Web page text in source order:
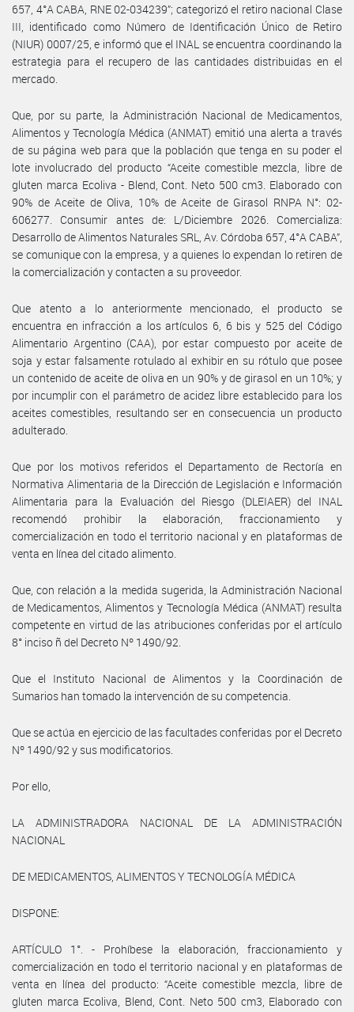
657, 4°A CABA, RNE 02-034239”; categorizó el retiro nacional Clase
III, identificado como Número de Identificación Único de Retiro
(NIUR) 0007/25, e informó que el INAL se encuentra coordinando la
estrategia para el recupero de las cantidades distribuidas en el
mercado.
Que, por su parte, la Administración Nacional de Medicamentos,
Alimentos y Tecnología Médica (ANMAT) emitió una alerta a través
de su página web para que la población que tenga en su poder el
lote involucrado del producto “Aceite comestible mezcla, libre de
gluten marca Ecoliva - Blend, Cont. Neto 500 cm3. Elaborado con
90% de Aceite de Oliva, 10% de Aceite de Girasol RNPA N°: 02-
606277. Consumir antes de: L/Diciembre 2026. Comercializa:
Desarrollo de Alimentos Naturales SRL, Av. Córdoba 657, 4°A CABA”,
se comunique con la empresa, y a quienes lo expendan lo retiren de
la comercialización y contacten a su proveedor.
Que atento a lo anteriormente mencionado, el producto se
encuentra en infracción a los artículos 6, 6 bis y 525 del Código
Alimentario Argentino (CAA), por estar compuesto por aceite de
soja y estar falsamente rotulado al exhibir en su rótulo que posee
un contenido de aceite de oliva en un 90% y de girasol en un 10%; y
por incumplir con el parámetro de acidez libre establecido para los
aceites comestibles, resultando ser en consecuencia un producto
adulterado.
Que por los motivos referidos el Departamento de Rectoría en
Normativa Alimentaria de la Dirección de Legislación e Información
Alimentaria para la Evaluación del Riesgo (DLEIAER) del INAL
recomendó prohibir la elaboración, fraccionamiento y
comercialización en todo el territorio nacional y en plataformas de
venta en línea del citado alimento.
Que, con relación a la medida sugerida, la Administración Nacional
de Medicamentos, Alimentos y Tecnología Médica (ANMAT) resulta
competente en virtud de las atribuciones conferidas por el artículo
8° inciso ñ del Decreto Nº 1490/92.
Que el Instituto Nacional de Alimentos y la Coordinación de
Sumarios han tomado la intervención de su competencia.
Que se actúa en ejercicio de las facultades conferidas por el Decreto
Nº 1490/92 y sus modificatorios.
Por ello,
LA ADMINISTRADORA NACIONAL DE LA ADMINISTRACIÓN
NACIONAL
DE MEDICAMENTOS, ALIMENTOS Y TECNOLOGÍA MÉDICA
DISPONE:
ARTÍCULO 1°. - Prohíbese la elaboración, fraccionamiento y
comercialización en todo el territorio nacional y en plataformas de
venta en línea del producto: “Aceite comestible mezcla, libre de
gluten marca Ecoliva, Blend, Cont. Neto 500 cm3, Elaborado con